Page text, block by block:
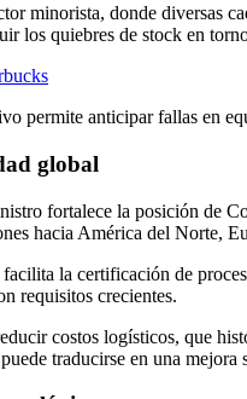
minorista, donde diversas
los quiebres de stock en
permite anticipar fallas en
global
fortalece la posición de
hacia América del Norte,
la certificación de
requisitos crecientes.
costos logísticos, que
traducirse en una